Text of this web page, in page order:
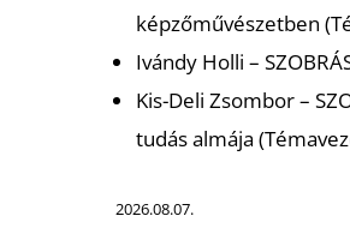
képzőművészetben
Ivándy Holli –
Kis-Deli Zsombor –
tudás almája
2026.08.07.